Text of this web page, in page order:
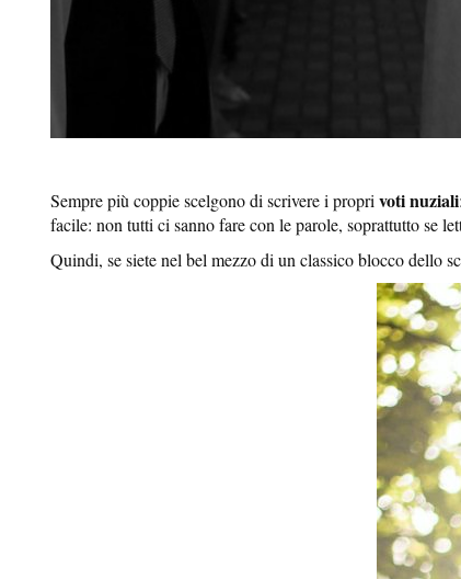
Sempre più coppie scelgono di scrivere i proprivoti nuziali
facile: non tutti ci sanno fare con le parole, soprattutto se
Quindi, se siete nel bel mezzo di un classico blocco dello